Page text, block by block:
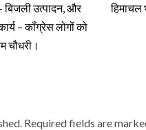
बिजली उत्पादन, और
– कॉंग्रेस लोगों को
चौधरी।
हिमाचल
Required fields are